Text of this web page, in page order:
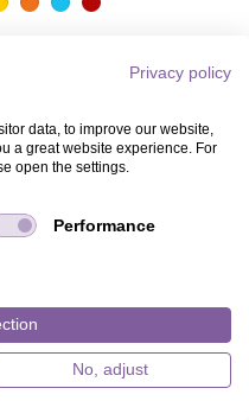
Privacy policy
data, to improve our website,
a great website experience. For
open the settings.
Performance
No, adjust